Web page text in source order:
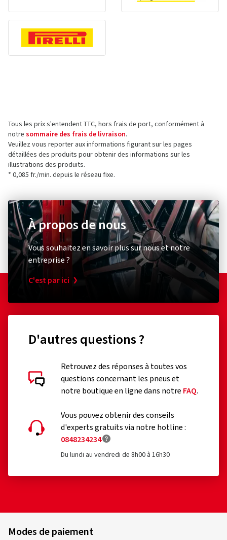
Tous les prix s'entendent TTC, hors frais de port, conformément à
notre sommaire des frais de livraison.
Veuillez vous reporter aux informations figurant sur les pages
détaillées des produits pour obtenir des informations sur les
illustrations des produits.
* 0,085 fr./min. depuis le réseau fixe.
À propos de nous
Vous souhaitez en savoir plus sur nous et notre
entreprise ?
C'est par ici
D'autres questions ?
Retrouvez des réponses à toutes vos
questions concernant les pneus et
notre boutique en ligne dans notre FAQ.
Vous pouvez obtenir des conseils
d'experts gratuits via notre hotline :
0848234234
Du lundi au vendredi de 8h00 à 16h30
Modes de paiement